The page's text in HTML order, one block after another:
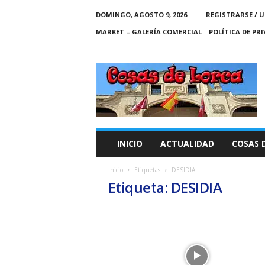
DOMINGO, AGOSTO 9, 2026
REGISTRARSE /
MARKET – GALERÍA COMERCIAL
POLÍTICA DE
C
A
S
INICIO ACTUALIDAD COSAS
Inicio Etiquetas DESIDIA
Etiqueta: DESIDIA